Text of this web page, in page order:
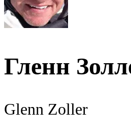
Гленн
Glenn Zoller